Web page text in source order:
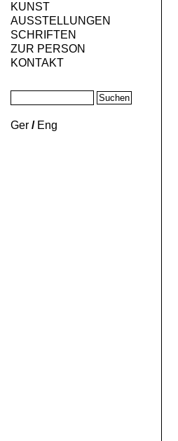
KUNST
AUSSTELLUNGEN
SCHRIFTEN
ZUR PERSON
KONTAKT
Ger / Eng